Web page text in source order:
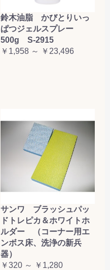
鈴木油脂 かびとりいっ
ぱつジェルスプレー
500g S-2915
￥1,958 ～ ￥23,496
サンワ ブラッシュパッ
ドトレピカ＆ホワイトホ
ルダー （コーナー用エ
ンボス床、洗浄の新兵
器）
￥320 ～ ￥1,280